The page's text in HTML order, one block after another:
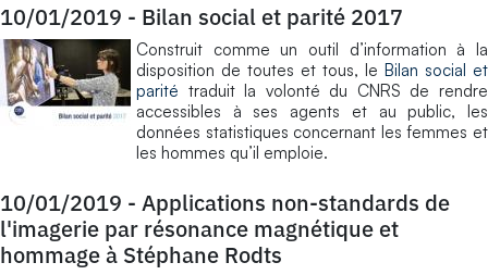
10/01/2019 - Bilan social et parité 2017
Construit comme un outil d’information à la
disposition de toutes et tous, le Bilan social et
parité traduit la volonté du CNRS de rendre
accessibles à ses agents et au public, les
données statistiques concernant les femmes et
les hommes qu’il emploie.
10/01/2019 - Applications non-standards de
l'imagerie par résonance magnétique et
hommage à Stéphane Rodts